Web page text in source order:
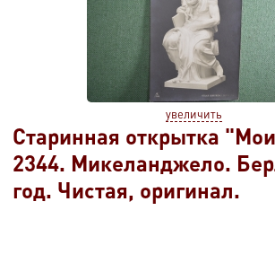
увеличить
Старинная открытка
2344. Микеланджело.
год. Чистая, оригинал.